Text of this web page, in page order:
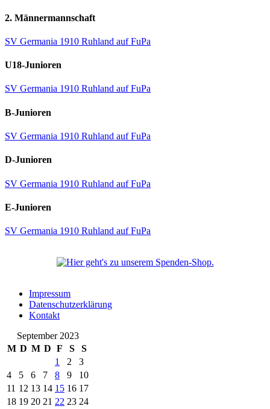
2. Männermannschaft
SV Germania 1910 Ruhland auf FuPa
U18-Junioren
SV Germania 1910 Ruhland auf FuPa
B-Junioren
SV Germania 1910 Ruhland auf FuPa
D-Junioren
SV Germania 1910 Ruhland auf FuPa
E-Junioren
SV Germania 1910 Ruhland auf FuPa
Impressum
Datenschutzerklärung
Kontakt
September 2023
M D M D F S
S
1
2
3
4
5 6 7 8 9
10
11 12 13 14 15 16 17
18 19 20 21 22 23 24